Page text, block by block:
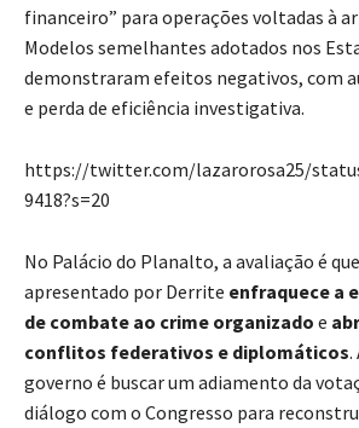
financeiro” para operações voltadas à
Modelos semelhantes adotados nos
demonstraram efeitos negativos, com
e perda de eficiência investigativa.
https://twitter.com/lazarorosa25/
9418?s=20
No Palácio do Planalto, a avaliação é
apresentado por Derrite enfraquece a
de combate ao crime organizado e
conflitos federativos e diplomáticos.
governo é buscar um adiamento da
diálogo com o Congresso para